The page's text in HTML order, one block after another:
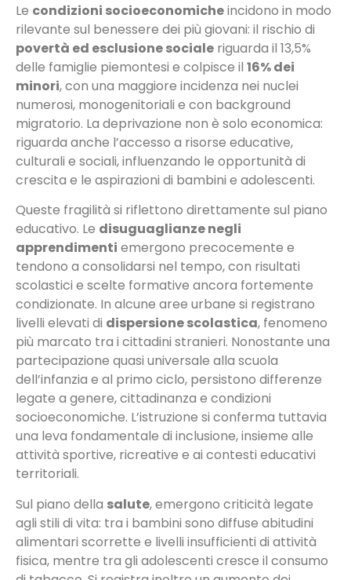
Le condizioni socioeconomicheincidono in modo
rilevante sul benessere dei più giovani: il rischio di
povertà ed esclusione sociale riguarda il 13,5%
delle famiglie piemontesi e colpisce il 16% dei
minori, con una maggiore incidenza nei nuclei
numerosi, monogenitoriali e con background
migratorio. La deprivazione non è solo economica:
riguarda anche l’accesso a risorse educative,
culturali e sociali, influenzando le opportunità di
crescita e le aspirazioni di bambini e adolescenti.
Queste fragilità si riflettono direttamente sul piano
educativo. Le disuguaglianze negli
apprendimenti emergono precocemente e
tendono a consolidarsi nel tempo, con risultati
scolastici e scelte formative ancora fortemente
condizionate. In alcune aree urbane si registrano
livelli elevati di dispersione scolastica, fenomeno
più marcato tra i cittadini stranieri. Nonostante una
partecipazione quasi universale alla scuola
dell’infanzia e al primo ciclo, persistono differenze
legate a genere, cittadinanza e condizioni
socioeconomiche. L’istruzione si conferma tuttavia
una leva fondamentale di inclusione, insieme alle
attività sportive, ricreative e ai contesti educativi
territoriali.
Sul piano della salute, emergono criticità legate
agli stili di vita: tra i bambini sono diffuse abitudini
alimentari scorrette e livelli insufficienti di attività
fisica, mentre tra gli adolescenti cresce il consumo